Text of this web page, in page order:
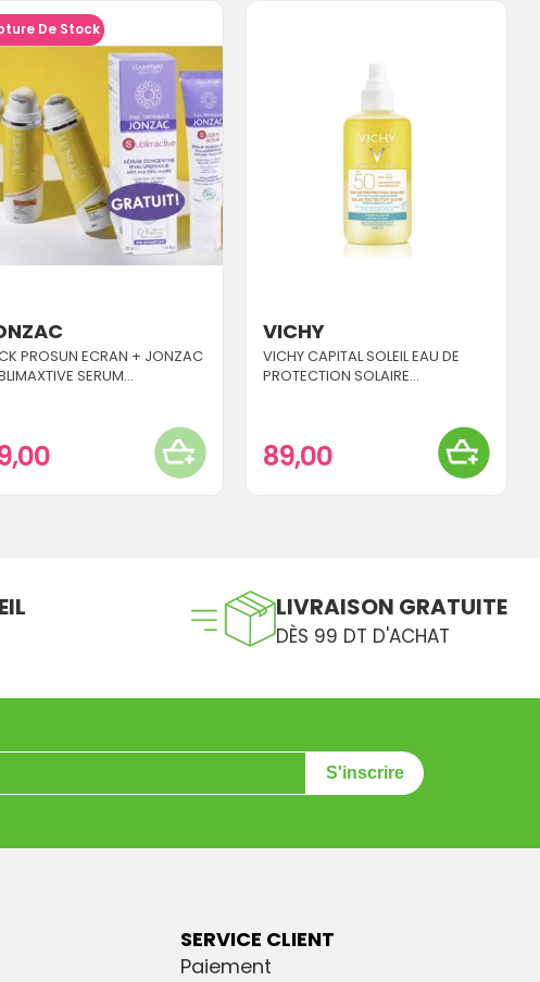
De Stock
PROSUN ECRAN + JONZAC
SERUM...
VICHY
VICHY CAPITAL SOLEIL EAU DE
PROTECTION SOLAIRE...
89,00
LIVRAISON GRATUITE
DÈS 99 DT D'ACHAT
S'inscrire
SERVICE CLIENT
Paiement